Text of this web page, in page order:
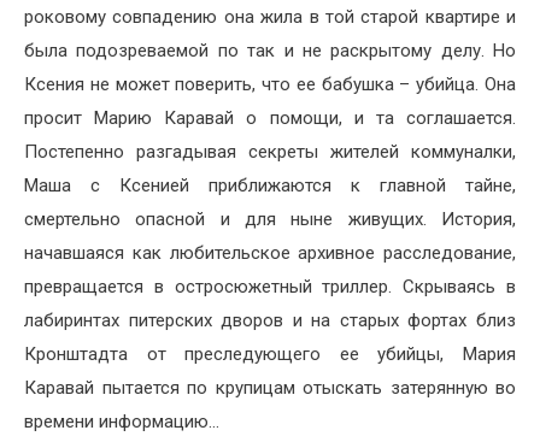
роковому совпадению она жила в той старой квартире и
была подозреваемой по так и не раскрытому делу. Но
Ксения не может поверить, что ее бабушка – убийца. Она
просит Марию Каравай о помощи, и та соглашается.
Постепенно разгадывая секреты жителей коммуналки,
Маша с Ксенией приближаются к главной тайне,
смертельно опасной и для ныне живущих. История,
начавшаяся как любительское архивное расследование,
превращается в остросюжетный триллер. Скрываясь в
лабиринтах питерских дворов и на старых фортах близ
Кронштадта от преследующего ее убийцы, Мария
Каравай пытается по крупицам отыскать затерянную во
времени информацию…